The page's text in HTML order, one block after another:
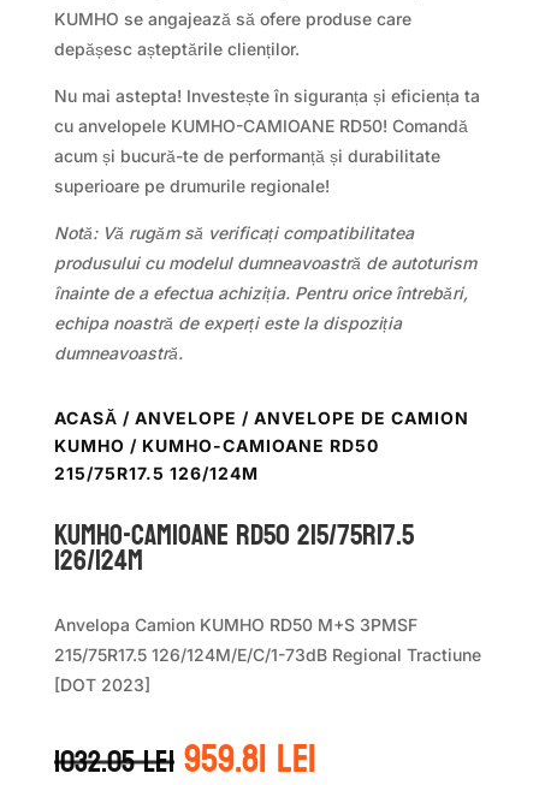
KUMHO se angajează să ofere produse care
depășesc așteptările clienților.
Nu mai astepta! Investește în siguranța și eficiența ta
cu anvelopele KUMHO-CAMIOANE RD50! Comandă
acum și bucură-te de performanță și durabilitate
superioare pe drumurile regionale!
Notă: Vă rugăm să verificați compatibilitatea
produsului cu modelul dumneavoastră de autoturism
înainte de a efectua achiziția. Pentru orice întrebări,
echipa noastră de experți este la dispoziția
dumneavoastră.
ACASĂ / ANVELOPE / ANVELOPE DE CAMION
KUMHO / KUMHO-CAMIOANE RD50
215/75R17.5 126/124M
KUMHO-CAMIOANE RD50 215/75R17.5
126/124M
Anvelopa Camion KUMHO RD50 M+S 3PMSF
215/75R17.5 126/124M/E/C/1-73dB Regional Tractiune
[DOT 2023]
1032.05leiPrețul
959.81leiPrețul